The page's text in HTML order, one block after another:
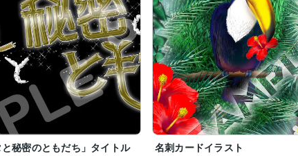
と秘密のともだち」タイトル
名刺カードイラスト